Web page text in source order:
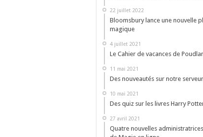
22 juillet 2022
Bloomsbury lance une nouvelle
magique
4 juillet 2021
Le Cahier de vacances de
11 mai 2021
Des nouveautés sur notre
10 mai 2021
Des quiz sur les livres Harry
27 avril 2021
Quatre nouvelles